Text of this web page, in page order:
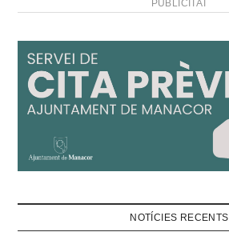
PUBLICITAT
NOTÍCIES RECENTS